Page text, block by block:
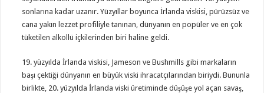
sonlarına kadar uzanır. Yüzyıllar boyunca İrlanda viskisi, pürüzsüz ve
cana yakın lezzet profiliyle tanınan, dünyanın en popüler ve en çok
tüketilen alkollü içkilerinden biri haline geldi.
19. yüzyılda İrlanda viskisi, Jameson ve Bushmills gibi markaların
başı çektiği dünyanın en büyük viski ihracatçılarından biriydi. Bununla
birlikte, 20. yüzyılda İrlanda viski üretiminde düşüşe yol açan savaş,